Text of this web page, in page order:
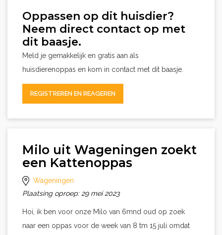
Oppassen op dit huisdier?
Neem direct contact op met
dit baasje.
Meld je gemakkelijk en gratis aan als
huisdierenoppas en kom in contact met dit baasje.
REGISTREREN EN REAGEREN
Milo uit Wageningen zoekt
een Kattenoppas
Wageningen
Plaatsing oproep: 29 mei 2023
Hoi, ik ben voor onze Milo van 6mnd oud op zoek
naar een oppas voor de week van 8 tm 15 juli omdat